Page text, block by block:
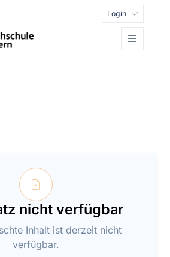
Login
nicht verfügbar
Inhalt ist derzeit nicht
verfügbar.